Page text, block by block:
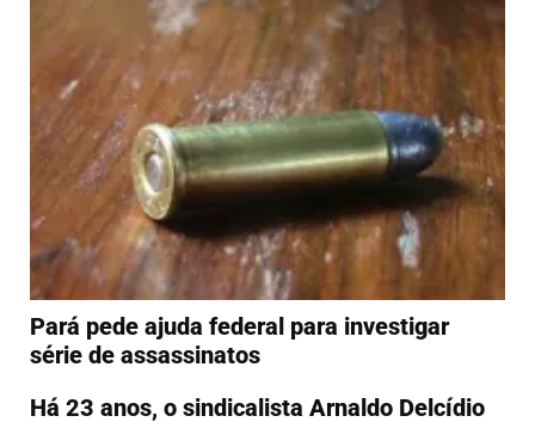
Pará pede ajuda federal para investigar
série de assassinatos
Há 23 anos, o sindicalista Arnaldo Delcídio